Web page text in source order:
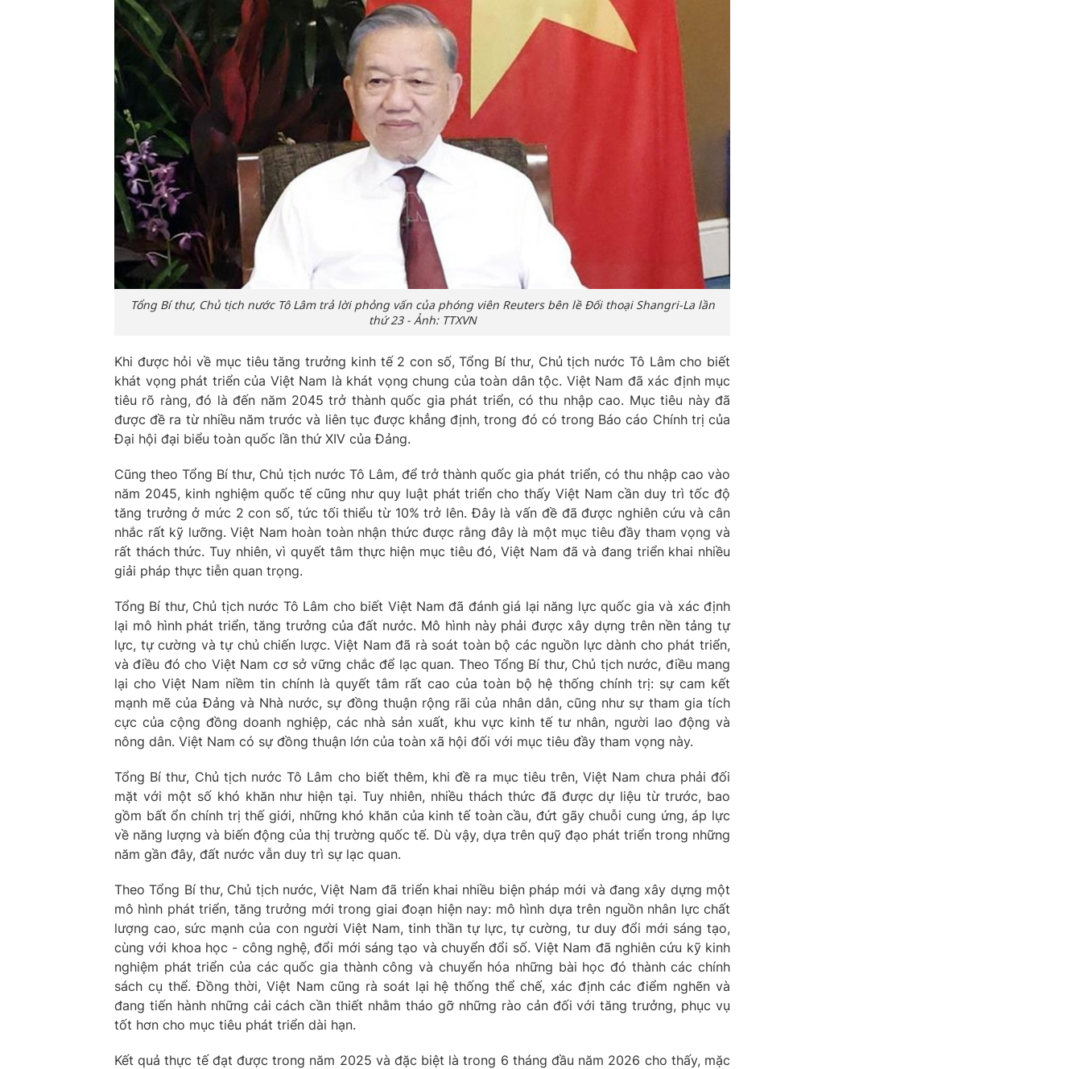
Tổng Bí thư, Chủ tịch nước Tô Lâm trả lời phỏng vấn của phóng viên Reuters bên lề Đối thoại Shangri-La lần
thứ 23 - Ảnh: TTXVN
Khi được hỏi về mục tiêu tăng trưởng kinh tế 2 con số, Tổng Bí thư, Chủ tịch nước Tô Lâm cho biết
khát vọng phát triển của Việt Nam là khát vọng chung của toàn dân tộc. Việt Nam đã xác định mục
tiêu rõ ràng, đó là đến năm 2045 trở thành quốc gia phát triển, có thu nhập cao. Mục tiêu này đã
được đề ra từ nhiều năm trước và liên tục được khẳng định, trong đó có trong Báo cáo Chính trị của
Đại hội đại biểu toàn quốc lần thứ XIV của Đảng.
Cũng theo Tổng Bí thư, Chủ tịch nước Tô Lâm, để trở thành quốc gia phát triển, có thu nhập cao vào
năm 2045, kinh nghiệm quốc tế cũng như quy luật phát triển cho thấy Việt Nam cần duy trì tốc độ
tăng trưởng ở mức 2 con số, tức tối thiểu từ 10% trở lên. Đây là vấn đề đã được nghiên cứu và cân
nhắc rất kỹ lưỡng. Việt Nam hoàn toàn nhận thức được rằng đây là một mục tiêu đầy tham vọng và
rất thách thức. Tuy nhiên, vì quyết tâm thực hiện mục tiêu đó, Việt Nam đã và đang triển khai nhiều
giải pháp thực tiễn quan trọng.
Tổng Bí thư, Chủ tịch nước Tô Lâm cho biết Việt Nam đã đánh giá lại năng lực quốc gia và xác định
lại mô hình phát triển, tăng trưởng của đất nước. Mô hình này phải được xây dựng trên nền tảng tự
lực, tự cường và tự chủ chiến lược. Việt Nam đã rà soát toàn bộ các nguồn lực dành cho phát triển,
và điều đó cho Việt Nam cơ sở vững chắc để lạc quan. Theo Tổng Bí thư, Chủ tịch nước, điều mang
lại cho Việt Nam niềm tin chính là quyết tâm rất cao của toàn bộ hệ thống chính trị: sự cam kết
mạnh mẽ của Đảng và Nhà nước, sự đồng thuận rộng rãi của nhân dân, cũng như sự tham gia tích
cực của cộng đồng doanh nghiệp, các nhà sản xuất, khu vực kinh tế tư nhân, người lao động và
nông dân. Việt Nam có sự đồng thuận lớn của toàn xã hội đối với mục tiêu đầy tham vọng này.
Tổng Bí thư, Chủ tịch nước Tô Lâm cho biết thêm, khi đề ra mục tiêu trên, Việt Nam chưa phải đối
mặt với một số khó khăn như hiện tại. Tuy nhiên, nhiều thách thức đã được dự liệu từ trước, bao
gồm bất ổn chính trị thế giới, những khó khăn của kinh tế toàn cầu, đứt gãy chuỗi cung ứng, áp lực
về năng lượng và biến động của thị trường quốc tế. Dù vậy, dựa trên quỹ đạo phát triển trong những
năm gần đây, đất nước vẫn duy trì sự lạc quan.
Theo Tổng Bí thư, Chủ tịch nước, Việt Nam đã triển khai nhiều biện pháp mới và đang xây dựng một
mô hình phát triển, tăng trưởng mới trong giai đoạn hiện nay: mô hình dựa trên nguồn nhân lực chất
lượng cao, sức mạnh của con người Việt Nam, tinh thần tự lực, tự cường, tư duy đổi mới sáng tạo,
cùng với khoa học - công nghệ, đổi mới sáng tạo và chuyển đổi số. Việt Nam đã nghiên cứu kỹ kinh
nghiệm phát triển của các quốc gia thành công và chuyển hóa những bài học đó thành các chính
sách cụ thể. Đồng thời, Việt Nam cũng rà soát lại hệ thống thể chế, xác định các điểm nghẽn và
đang tiến hành những cải cách cần thiết nhằm tháo gỡ những rào cản đối với tăng trưởng, phục vụ
tốt hơn cho mục tiêu phát triển dài hạn.
Kết quả thực tế đạt được trong năm 2025 và đặc biệt là trong 6 tháng đầu năm 2026 cho thấy, mặc